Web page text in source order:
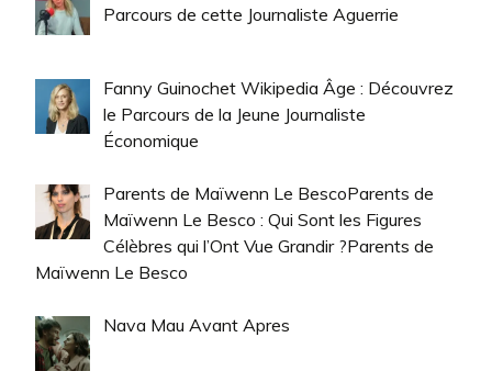
Parcours de cette Journaliste Aguerrie
Fanny Guinochet Wikipedia Âge : Découvrez
le Parcours de la Jeune Journaliste
Économique
Parents de Maïwenn Le BescoParents de
Maïwenn Le Besco : Qui Sont les Figures
Célèbres qui l’Ont Vue Grandir ?Parents de
Maïwenn Le Besco
Nava Mau Avant Apres